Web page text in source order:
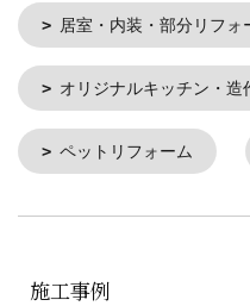
居室・内装・部分リフォ
オリジナルキッチン・造
ペットリフォーム
施工事例